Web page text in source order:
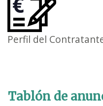
Perfil del
Tablón de